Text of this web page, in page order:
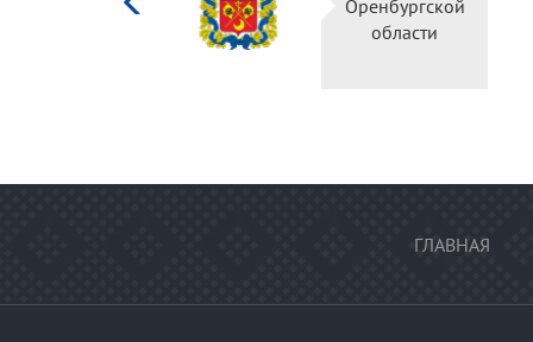
Российской
Оренбургской
области
ГЛАВНАЯ